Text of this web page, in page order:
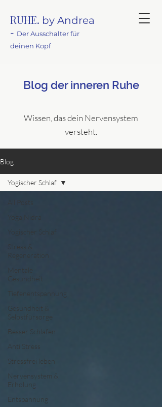
RUHE. by Andrea
- Der Ausschalter für
deinen Kopf
Blog der inneren Ruhe
Wissen, das dein Nervensystem
versteht.
Blog
All Posts
Yoga Nidra
Yogischer Schlaf
Stress &
Regeneration
Mentale
Gesundheit
Tiefenentspannung
Gesundheit &
Selbstfürsorge
Besser Schlafen
Anti Stress
Stressfrei leben
Nervensystem &
Erholung
Entspannung
Yogischer Schlaf